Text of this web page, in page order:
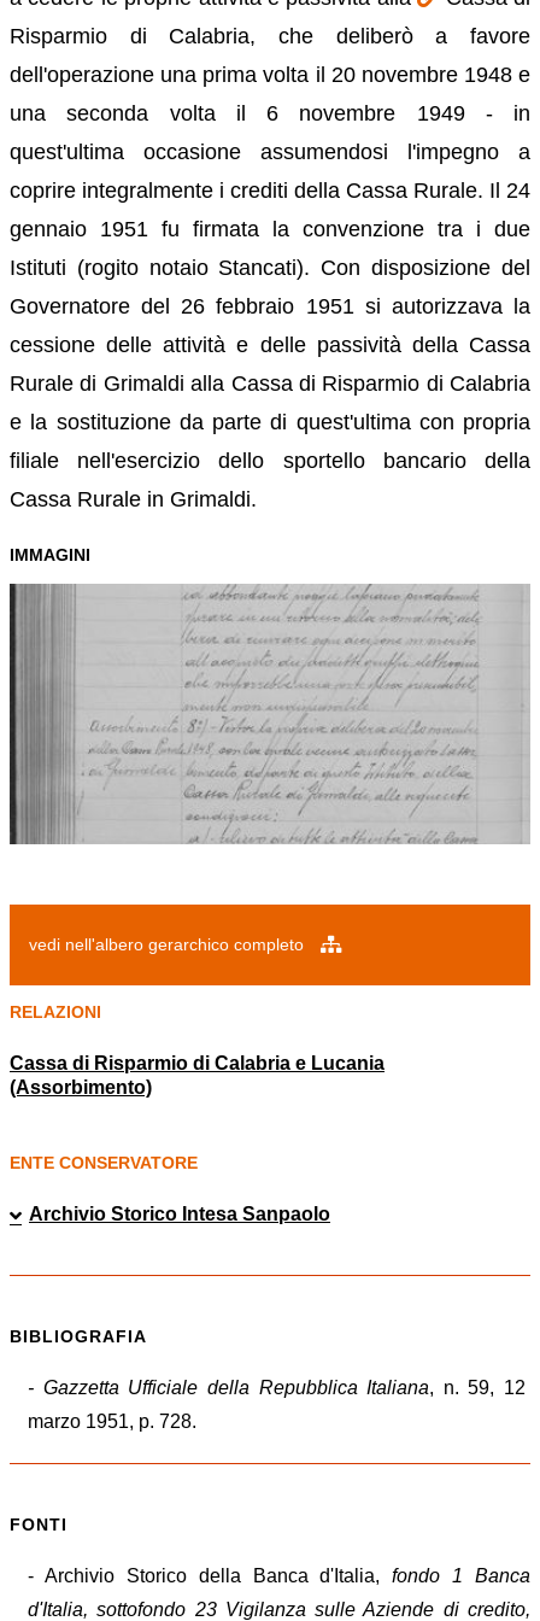
Risparmio di Calabria, che deliberò a favore
dell'operazione una prima volta il 20 novembre 1948 e
una seconda volta il 6 novembre 1949 - in
quest'ultima occasione assumendosi l'impegno a
coprire integralmente i crediti della Cassa Rurale. Il 24
gennaio 1951 fu firmata la convenzione tra i due
Istituti (rogito notaio Stancati). Con disposizione del
Governatore del 26 febbraio 1951 si autorizzava la
cessione delle attività e delle passività della Cassa
Rurale di Grimaldi alla Cassa di Risparmio di Calabria
e la sostituzione da parte di quest'ultima con propria
filiale nell'esercizio dello sportello bancario della
Cassa Rurale in Grimaldi.
IMMAGINI
vedi nell'albero gerarchico completo
RELAZIONI
Cassa di Risparmio di Calabria e Lucania
(Assorbimento)
ENTE CONSERVATORE
Archivio Storico Intesa Sanpaolo
BIBLIOGRAFIA
- Gazzetta Ufficiale della Repubblica Italiana, n. 59, 12
marzo 1951, p. 728.
FONTI
- Archivio Storico della Banca d'Italia, fondo 1 Banca
d'Italia, sottofondo 23 Vigilanza sulle Aziende di credito,